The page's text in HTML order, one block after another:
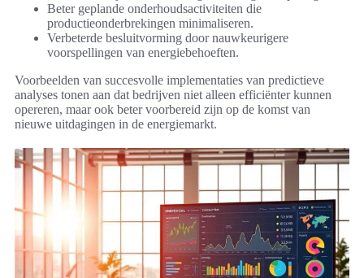
Beter geplande onderhoudsactiviteiten die
productieonderbrekingen minimaliseren.
Verbeterde besluitvorming door nauwkeurigere
voorspellingen van energiebehoeften.
Voorbeelden van succesvolle implementaties van predictieve
analyses tonen aan dat bedrijven niet alleen efficiënter kunnen
opereren, maar ook beter voorbereid zijn op de komst van
nieuwe uitdagingen in de energiemarkt.